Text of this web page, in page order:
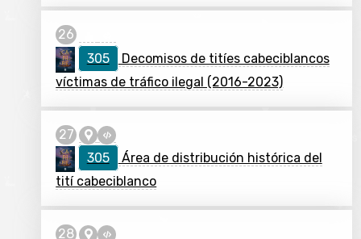
305
Decomisos de titíes cabeciblancos
víctimas de tráfico ilegal (2016-2023)
305
Área de distribución histórica del
tití cabeciblanco